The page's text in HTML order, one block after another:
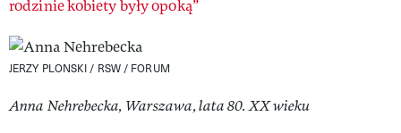
rodzinie kobiety były opoką”
JERZY PLONSKI / RSW / FORUM
Anna Nehrebecka, Warszawa, lata 80. XX wieku